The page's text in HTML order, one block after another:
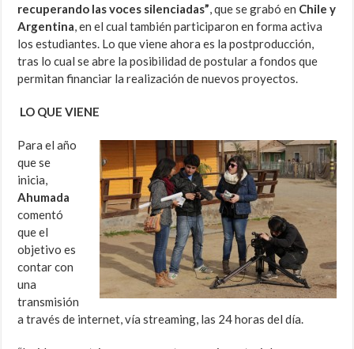
recuperando las voces silenciadas”, que se grabó en Chile y
Argentina, en el cual también participaron en forma activa
los estudiantes. Lo que viene ahora es la postproducción,
tras lo cual se abre la posibilidad de postular a fondos que
permitan financiar la realización de nuevos proyectos.
LO QUE VIENE
Para el año
que se
inicia,
Ahumada
comentó
que el
objetivo es
contar con
una
transmisión
a través de internet, vía streaming, las 24 horas del día.